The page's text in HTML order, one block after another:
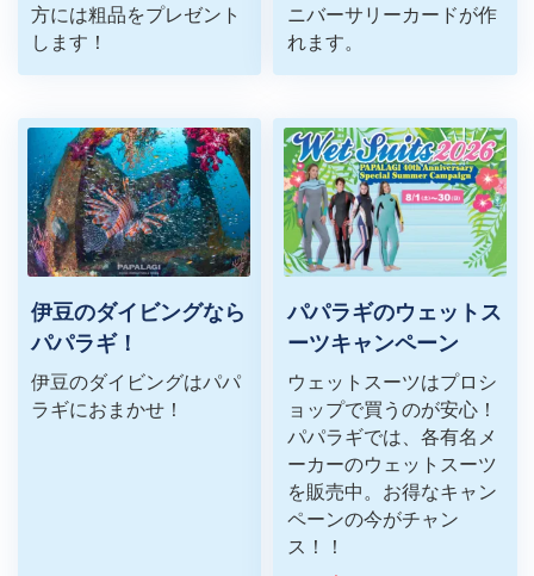
方には粗品をプレゼント
します！
ニバーサリーカードが作
れます。
伊豆のダイビングなら
パパラギ！
伊豆のダイビングはパパ
ラギにおまかせ！
パパラギのウェットス
ーツキャンペーン
ウェットスーツはプロシ
ョップで買うのが安心！
パパラギでは、各有名メ
ーカーのウェットスーツ
を販売中。お得なキャン
ペーンの今がチャン
ス！！